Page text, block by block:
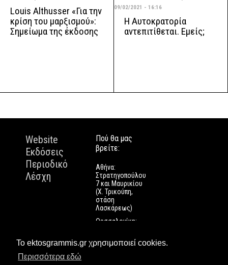
Το ektosgrammis.gr χρησιμοποιεί cookies.
Περισσότερα εδώ
Louis Althusser «Για την
κρίση του μαρξισμού»:
Σημείωμα της έκδοσης
09/02/2021 - 16:16
Η Αυτοκρατορία
αντεπιτίθεται. Εμείς;
Website
Εκδόσεις
Περιοδικό
Λέσχη
Πού θα μας
βρείτε:
Αθήνα:
Στρατηγοπούλου
7 και Μαυρικίου
(Χ. Τρικούπη,
στάση
Λασκάρεως)
Θεσσαλονίκη:
Πάτρα: Τριών